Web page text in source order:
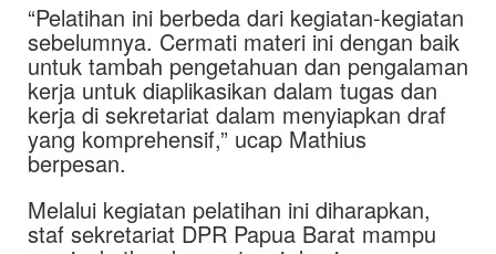
“Pelatihan ini berbeda dari kegiatan-kegiatan
sebelumnya. Cermati materi ini dengan baik
untuk tambah pengetahuan dan pengalaman
kerja untuk diaplikasikan dalam tugas dan
kerja di sekretariat dalam menyiapkan draf
yang komprehensif,” ucap Mathius
berpesan.
Melalui kegiatan pelatihan ini diharapkan,
staf sekretariat DPR Papua Barat mampu